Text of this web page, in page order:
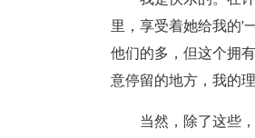
里，享受着她给我的'
他们的多，但这个拥
意停留的地方，我的理
当然，除了这些